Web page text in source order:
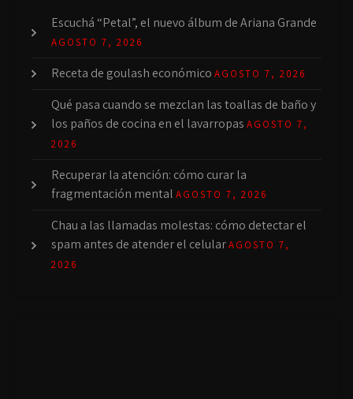
Escuchá “Petal”, el nuevo álbum de Ariana Grande
AGOSTO 7, 2026
Receta de goulash económico AGOSTO 7, 2026
Qué pasa cuando se mezclan las toallas de baño y
los paños de cocina en el lavarropas AGOSTO 7,
2026
Recuperar la atención: cómo curar la
fragmentación mental AGOSTO 7, 2026
Chau a las llamadas molestas: cómo detectar el
spam antes de atender el celularAGOSTO 7,
2026